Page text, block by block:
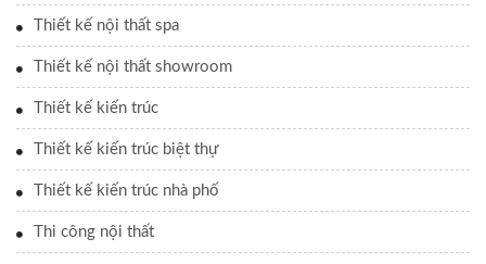
Thiết kế nội thất spa
Thiết kế nội thất showroom
Thiết kế kiến trúc
Thiết kế kiến trúc biệt thự
Thiết kế kiến trúc nhà phố
Thi công nội thất